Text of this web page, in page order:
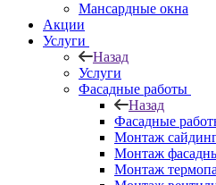
Мансардные окна
Акции
Услуги
Назад
Услуги
Фасадные работы
Назад
Фасадные
Монтаж
Монтаж
Монтаж